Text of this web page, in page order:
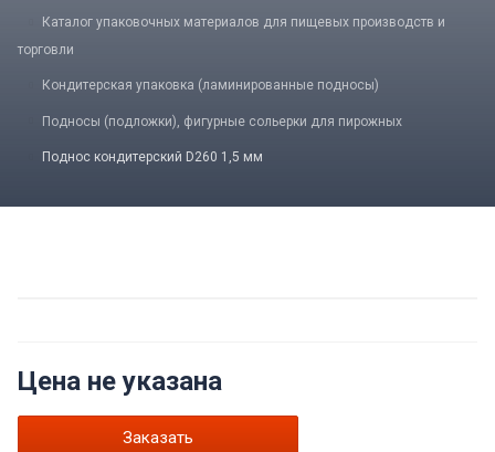
Каталог упаковочных материалов для пищевых производств и
торговли
Кондитерская упаковка (ламинированные подносы)
Подносы (подложки), фигурные сольерки для пирожных
Поднос кондитерский D260 1,5 мм
Цена не указана
Заказать